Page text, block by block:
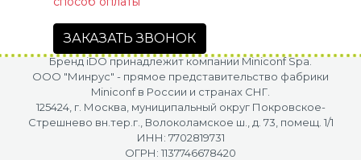
ЗАКАЗАТЬ ЗВОНОК
Бренд iDO принадлежит компании Miniconf Spa.
OOO "Минрус" - прямое представительство фабрики
Miniconf в России и странах СНГ.
125424, г. Москва, муниципальный округ Покровское-
Стрешнево вн.тер.г., Волоколамское ш., д. 73, помещ. 1/1
ИНН: 7702819731
ОГРН: 1137746678420